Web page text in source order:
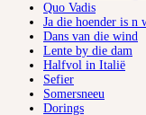
Quo Vadis
Ja die hoender is n
Dans van die wind
Lente by die dam
Halfvol in Italië
Sefier
Somersneeu
Dorings